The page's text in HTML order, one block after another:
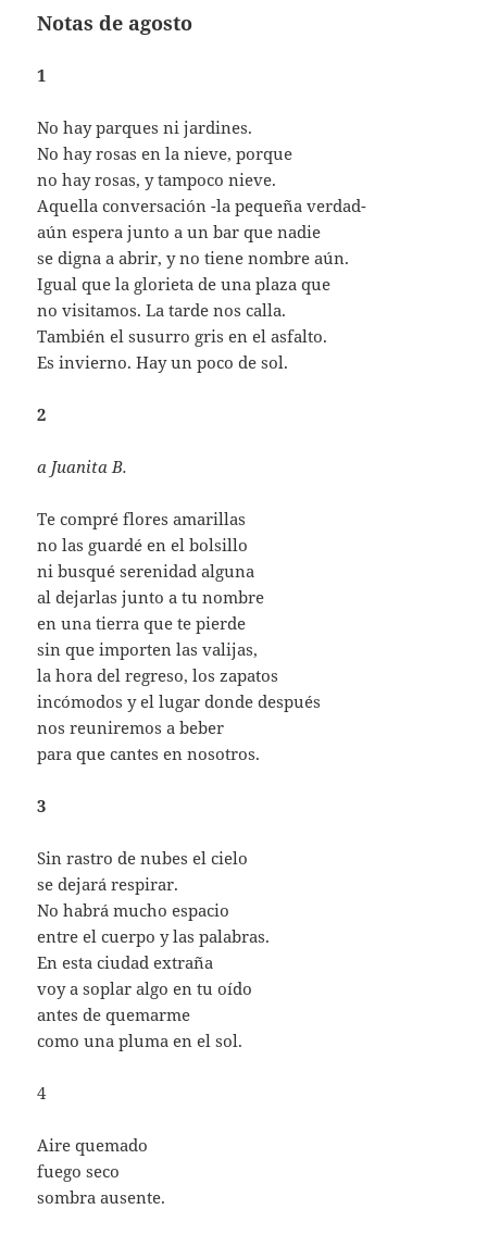
Notas de agosto
1
No hay parques ni jardines.
No hay rosas en la nieve, porque
no hay rosas, y tampoco nieve.
Aquella conversación -la pequeña verdad-
aún espera junto a un bar que nadie
se digna a abrir, y no tiene nombre aún.
Igual que la glorieta de una plaza que
no visitamos. La tarde nos calla.
También el susurro gris en el asfalto.
Es invierno. Hay un poco de sol.
2
a Juanita B.
Te compré flores amarillas
no las guardé en el bolsillo
ni busqué serenidad alguna
al dejarlas junto a tu nombre
en una tierra que te pierde
sin que importen las valijas,
la hora del regreso, los zapatos
incómodos y el lugar donde después
nos reuniremos a beber
para que cantes en nosotros.
3
Sin rastro de nubes el cielo
se dejará respirar.
No habrá mucho espacio
entre el cuerpo y las palabras.
En esta ciudad extraña
voy a soplar algo en tu oído
antes de quemarme
como una pluma en el sol.
4
Aire quemado
fuego seco
sombra ausente.